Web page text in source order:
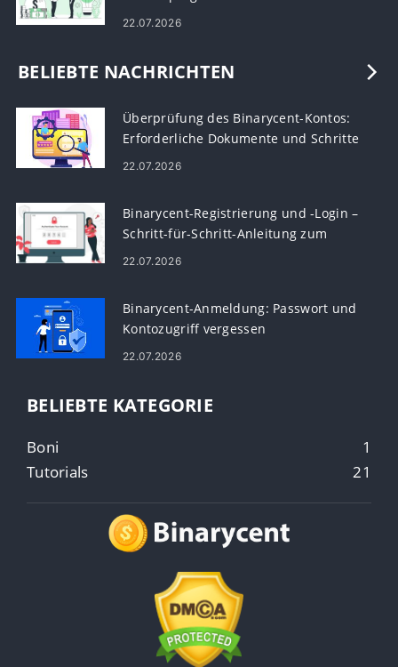
Anforderungen
22.07.2026
BELIEBTE NACHRICHTEN
Überprüfung des Binarycent-Kontos:
Erforderliche Dokumente und Schritte
22.07.2026
Binarycent-Registrierung und -Login –
Schritt-für-Schritt-Anleitung zum
Kontozugriff
22.07.2026
Binarycent-Anmeldung: Passwort und
Kontozugriff vergessen
22.07.2026
BELIEBTE KATEGORIE
Boni
1
Tutorials
21